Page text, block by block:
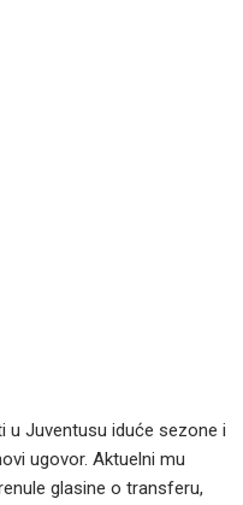
u Juventusu iduće sezone i
ugovor. Aktuelni mu
glasine o transferu,